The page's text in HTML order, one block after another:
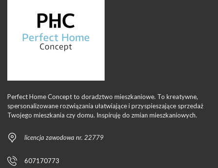
Perfect Home Concept to doradztwo mieszkaniowe. To kreatywne,
spersonalizowane rozwiązania ułatwiające i przyspieszające sprzedaż
Twojego mieszkania czy domu. Inspiruję do zmian mieszkaniowych.
licencja zawodowa nr. 22779
607170773